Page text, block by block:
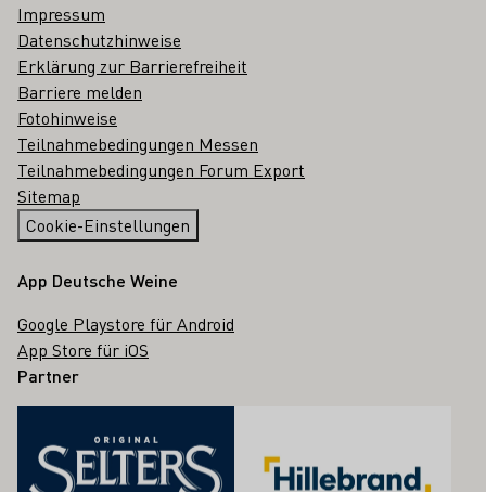
Impressum
Datenschutzhinweise
Erklärung zur Barrierefreiheit
Barriere melden
Fotohinweise
Teilnahmebedingungen Messen
Teilnahmebedingungen Forum Export
Sitemap
Cookie-Einstellungen
App Deutsche Weine
Google Playstore für Android
App Store für iOS
Partner